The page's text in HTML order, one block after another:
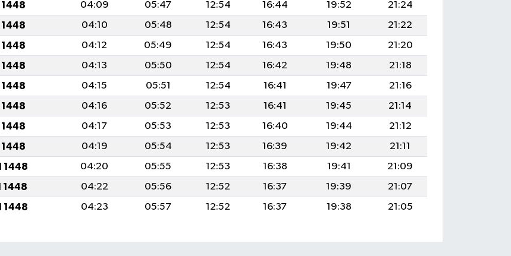
04:09 05:47 12:54 16:44 19:52
21:24
04:10 05:48 12:54 16:43 19:51
21:22
04:12 05:49 12:54 16:43 19:50
21:20
04:13 05:50 12:54 16:42 19:48
21:18
04:15 05:51 12:54 16:41 19:47
21:16
04:16 05:52 12:53 16:41 19:45
21:14
04:17 05:53 12:53 16:40 19:44
21:12
04:19 05:54 12:53 16:39 19:42
21:11
1448 04:20 05:55 12:53 16:38 19:41
21:09
1448 04:22 05:56 12:52 16:37 19:39
21:07
1448 04:23 05:57 12:52 16:37 19:38 21:05